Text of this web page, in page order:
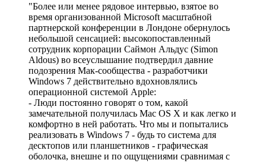
"Более или менее рядовое интервью, взятое во
время организованной Microsoft масштабной
партнерской конференции в Лондоне обернулось
небольшой сенсацией: высокопоставленный
сотрудник корпорации Саймон Альдус (Simon
Aldous) во всеуслышание подтвердил давние
подозрения Мак-сообщества - разработчики
Windows 7 действительно вдохновлялись
операционной системой Apple:
- Люди постоянно говорят о том, какой
замечательной получилась Mac OS X и как легко и
комфортно в ней работать. Что мы и попытались
реализовать в Windows 7 - будь то система для
десктопов или планшетников - графическая
оболочка, внешне и по ощущениями сравнимая с